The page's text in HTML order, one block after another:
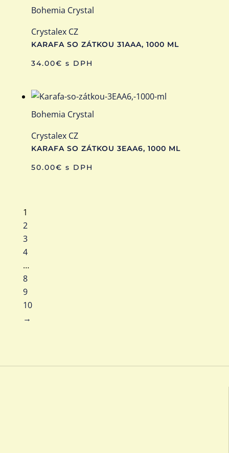
Bohemia Crystal
Crystalex CZ
KARAFA SO ZÁTKOU 31AAA, 1000 ML
34.00€ s DPH
Bohemia Crystal
Crystalex CZ
KARAFA SO ZÁTKOU 3EAA6, 1000 ML
50.00€ s DPH
1
2
3
4
…
8
9
10
→